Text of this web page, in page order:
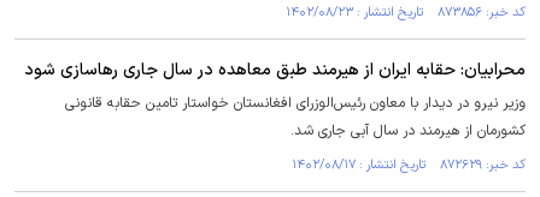
کد خبر: ۸۷۳۸۵۶ تاریخ انتشار : ۱۴۰۲/۰۸/۲۳
محرابیان: حقابه ایران از هیرمند طبق معاهده در سال جاری رهاسازی شود
وزیر نیرو در دیدار با معاون رئیس‌الوزرای افغانستان خواستار تامین حقابه قانونی
کشورمان از هیرمند در سال آبی جاری شد.
کد خبر: ۸۷۲۶۲۹ تاریخ انتشار : ۱۴۰۲/۰۸/۱۷